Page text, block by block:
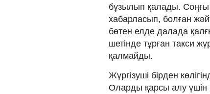
бұзылып қалады.
хабарласып, болған
бөтен елде далада
шетінде тұрған такси
қалмайды.
Жүргізуші бірден
Оларды қарсы алу үшін